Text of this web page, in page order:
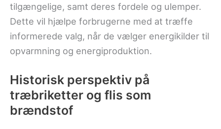
tilgængelige, samt deres fordele og ulemper.
Dette vil hjælpe forbrugerne med at træffe
informerede valg, når de vælger energikilder til
opvarmning og energiproduktion.
Historisk perspektiv på
træbriketter og flis som
brændstof